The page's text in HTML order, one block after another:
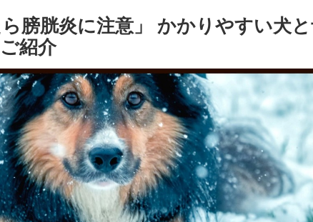
ら膀胱炎に注意」 かかりやすい犬と
紹介